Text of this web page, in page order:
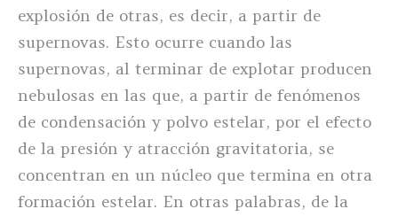
explosión de otras, es decir, a partir de
supernovas. Esto ocurre cuando las
supernovas, al terminar de explotar producen
nebulosas en las que, a partir de fenómenos
de condensación y polvo estelar, por el efecto
de la presión y atracción gravitatoria, se
concentran en un núcleo que termina en otra
formación estelar. En otras palabras, de la